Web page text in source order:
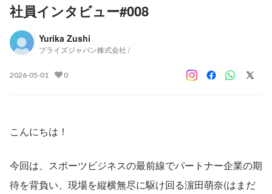
社員インタビュー#008
Yurika Zushi
ブライズジャパン株式会社 /
2026-05-01 0
こんにちは！
今回は、スポーツビジネスの最前線でパートナー企業の期
待を背負い、現場を縦横無尽に駆け回る濵田萌奈(はまだ